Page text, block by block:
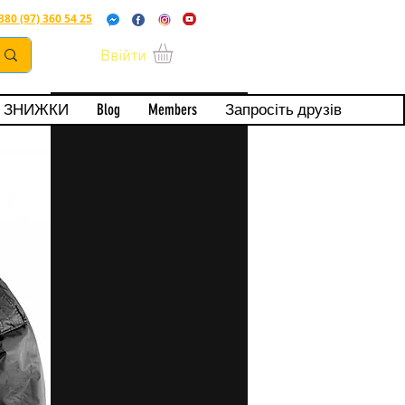
(97) 360 54 25
Ввійти
ЗНИЖКИ Blog Members Запросіть друзів